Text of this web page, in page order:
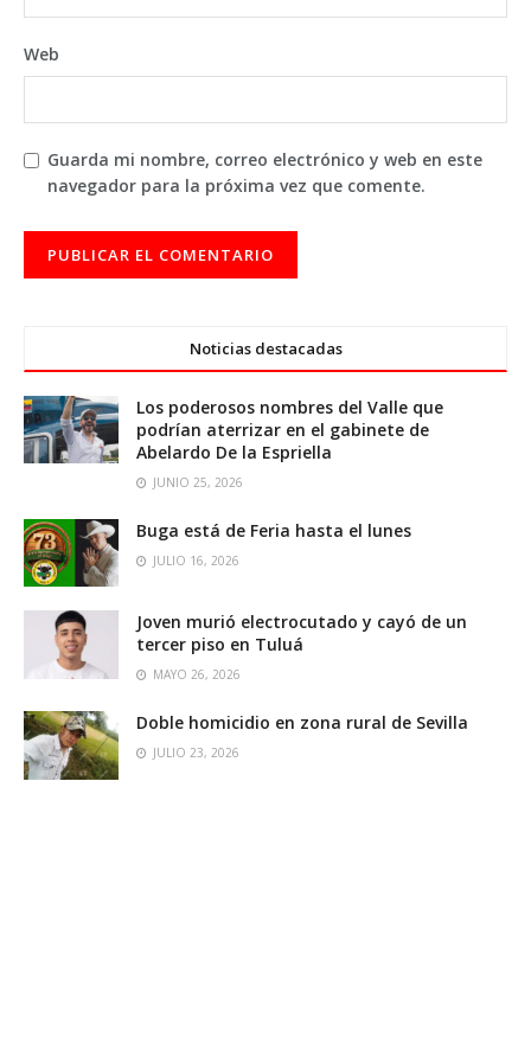
Web
Guarda mi nombre, correo electrónico y web en este
navegador para la próxima vez que comente.
Noticias destacadas
Los poderosos nombres del Valle que
podrían aterrizar en el gabinete de
Abelardo De la Espriella
JUNIO 25, 2026
Buga está de Feria hasta el lunes
JULIO 16, 2026
Joven murió electrocutado y cayó de un
tercer piso en Tuluá
MAYO 26, 2026
Doble homicidio en zona rural de Sevilla
JULIO 23, 2026